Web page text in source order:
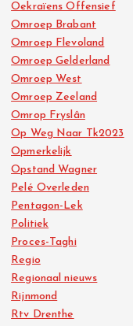
Oekraïens Offensief
Omroep Brabant
Omroep Flevoland
Omroep Gelderland
Omroep West
Omroep Zeeland
Omrop Fryslân
Op Weg Naar Tk2023
Opmerkelijk
Opstand Wagner
Pelé Overleden
Pentagon-Lek
Politiek
Proces-Taghi
Regio
Regionaal nieuws
Rijnmond
Rtv Drenthe